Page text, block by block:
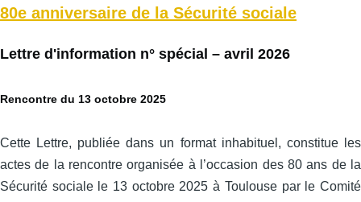
80e anniversaire de la Sécurité sociale
Lettre d'information n° spécial – avril 2026
Rencontre du 13 octobre 2025
Cette Lettre, publiée dans un format inhabituel, constitue les
actes de la rencontre organisée à l’occasion des 80 ans de la
Sécurité sociale le 13 octobre 2025 à Toulouse par le Comité